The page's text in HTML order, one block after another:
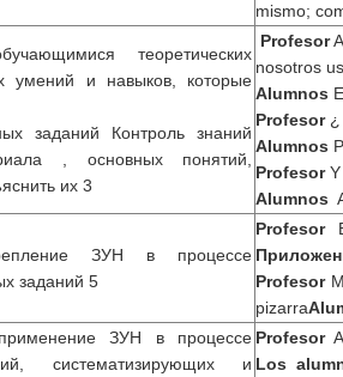
mismo;
теоретических
умений и навыков, которые
заданий Контроль знаний
, основных понятий,
их 3
Profesor
nosotros
Alumnos
Profesor¿
Alumnos
ProfesorY
Alumnos
ЗУН в процессе
заданий 5
Profesor
Profesor
pizarra
ЗУН в процессе
систематизирующих и
Profesor
Los